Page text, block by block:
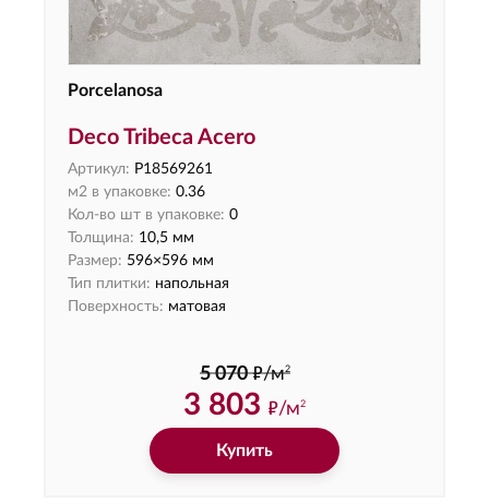
Porcelanosa
Deco Tribeca Acero
Артикул: P18569261
м2 в упаковке: 0.36
Кол-во шт в упаковке: 0
Толщина: 10,5 мм
Размер: 596×596 мм
Тип плитки: напольная
Поверхность: матовая
5 070 ф/м2
3 803 ф/м2
Купить